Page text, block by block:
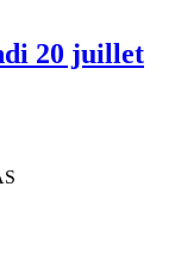
20 juillet